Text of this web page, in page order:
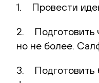
1. Провести
2. Подготовить
но не более.
3. Подготовить